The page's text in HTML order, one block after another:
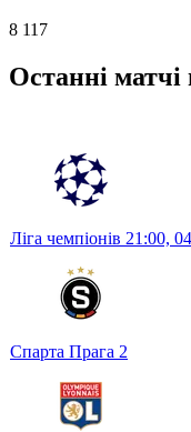
8 117
Останні матчі
Ліга чемпіонів 21:00,
Спарта Прага 2